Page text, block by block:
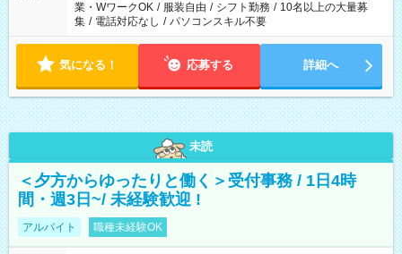
業・WワークOK / 服装自由 / シフト勤務 / 10名以上の大量募
集 / 電話対応なし / パソコンスキル不要
気になる！ 応募する 詳細へ
未読
＜夕方からゆったりと働く＞受付事務 / 1日4時
間・週3日~/ 未経験歓迎 !
アルバイト 職種未経験OK